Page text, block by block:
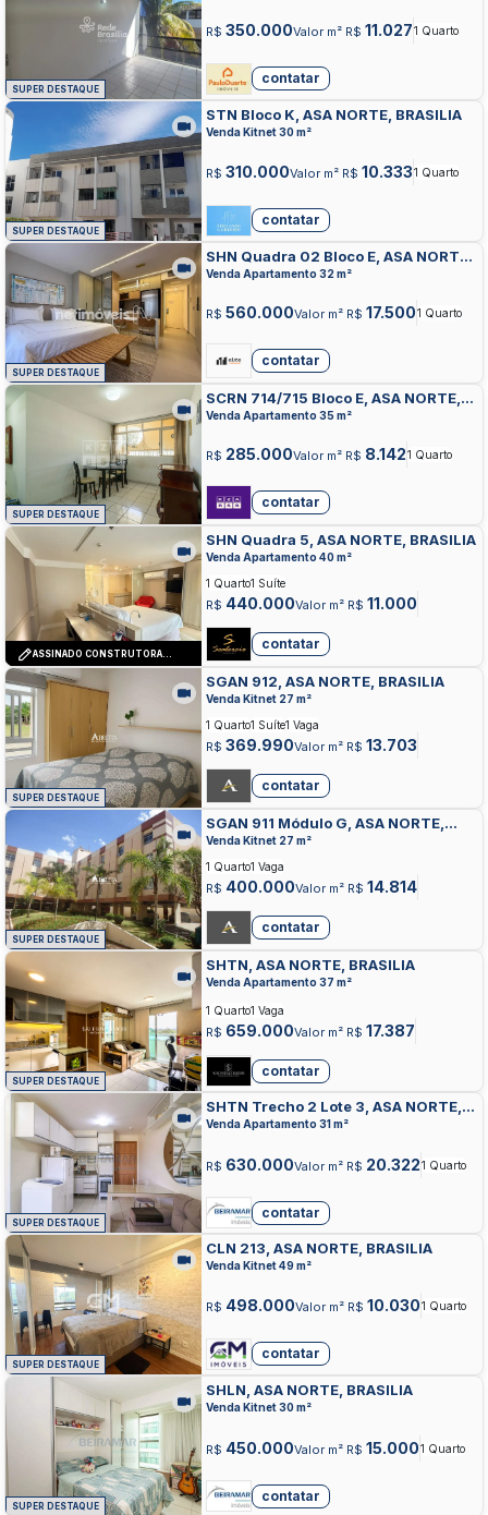
SUPER DESTAQUE
R$ 350.000Valor m² R$ 11.0271 Quarto
contatar
SUPER DESTAQUE
STN Bloco K, ASA NORTE, BRASILIA
Venda Kitnet 30 m²
R$ 310.000Valor m² R$ 10.3331 Quarto
contatar
SUPER DESTAQUE
SHN Quadra 02 Bloco E, ASA NORTE,
BRASILIA
Venda Apartamento 32 m²
R$ 560.000Valor m² R$ 17.5001 Quarto
contatar
SUPER DESTAQUE
SCRN 714/715 Bloco E, ASA NORTE,
BRASILIA
Venda Apartamento 35 m²
R$ 285.000Valor m² R$ 8.1421 Quarto
contatar
ASSINADO CONSTRUTORA
MANDU
SHN Quadra 5, ASA NORTE, BRASILIA
Venda Apartamento 40 m²
R$ 440.000Valor m² R$ 11.000
1 Quarto1 Suíte
contatar
SUPER DESTAQUE
SGAN 912, ASA NORTE, BRASILIA
Venda Kitnet 27 m²
R$ 369.990Valor m² R$ 13.703
1 Quarto1 Suíte1 Vaga
contatar
SUPER DESTAQUE
SGAN 911 Módulo G, ASA NORTE,
BRASILIA
Venda Kitnet 27 m²
R$ 400.000Valor m² R$ 14.814
1 Quarto1 Vaga
contatar
SUPER DESTAQUE
SHTN, ASA NORTE, BRASILIA
Venda Apartamento 37 m²
R$ 659.000Valor m² R$ 17.387
1 Quarto1 Vaga
contatar
SUPER DESTAQUE
SHTN Trecho 2 Lote 3, ASA NORTE,
BRASILIA
Venda Apartamento 31 m²
R$ 630.000Valor m² R$ 20.3221 Quarto
contatar
SUPER DESTAQUE
CLN 213, ASA NORTE, BRASILIA
Venda Kitnet 49 m²
R$ 498.000Valor m² R$ 10.0301 Quarto
contatar
SUPER DESTAQUE
SHLN, ASA NORTE, BRASILIA
Venda Kitnet 30 m²
R$ 450.000Valor m² R$ 15.0001 Quarto
contatar